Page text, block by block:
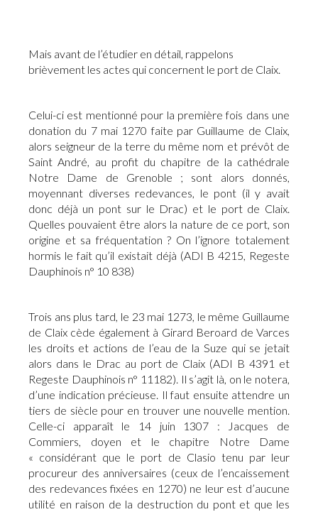
Mais avant de l’étudier en détail, rappelons
brièvement les actes qui concernent le port de Claix.
Celui-ci est mentionné pour la première fois dans une
donation du 7 mai 1270 faite par Guillaume de Claix,
alors seigneur de la terre du même nom et prévôt de
Saint André, au profit du chapitre de la cathédrale
Notre Dame de Grenoble ; sont alors donnés,
moyennant diverses redevances, le pont (il y avait
donc déjà un pont sur le Drac) et le port de Claix.
Quelles pouvaient être alors la nature de ce port, son
origine et sa fréquentation ? On l’ignore totalement
hormis le fait qu’il existait déjà (ADI B 4215, Regeste
Dauphinois n° 10 838)
Trois ans plus tard, le 23 mai 1273, le même Guillaume
de Claix cède également à Girard Beroard de Varces
les droits et actions de l’eau de la Suze qui se jetait
alors dans le Drac au port de Claix (ADI B 4391 et
Regeste Dauphinois n° 11182). Il s’agit là, on le notera,
d’une indication précieuse. Il faut ensuite attendre un
tiers de siècle pour en trouver une nouvelle mention.
Celle-ci apparaît le 14 juin 1307 : Jacques de
Commiers, doyen et le chapitre Notre Dame
« considérant que le port de Clasio tenu par leur
procureur des anniversaires (ceux de l’encaissement
des redevances fixées en 1270) ne leur est d’aucune
utilité en raison de la destruction du pont et que les